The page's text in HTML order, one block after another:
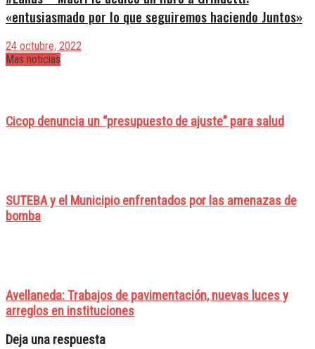
«entusiasmado por lo que seguiremos haciendo Juntos»
24 octubre, 2022
Mas noticias
Cicop denuncia un “presupuesto de ajuste” para salud
SUTEBA y el Municipio enfrentados por las amenazas de
bomba
Avellaneda: Trabajos de pavimentación, nuevas luces y
arreglos en instituciones
Deja una respuesta